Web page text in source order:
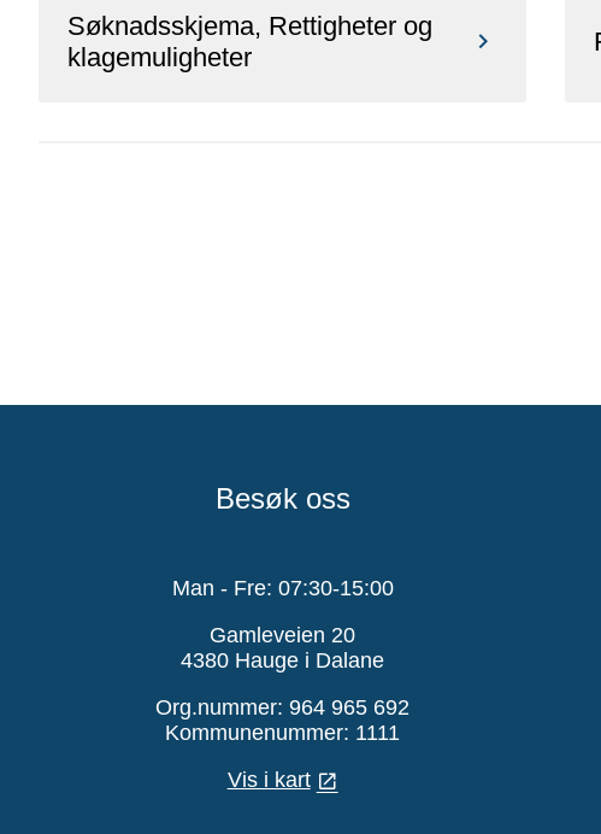
Søknadsskjema, Rettigheter og
klagemuligheter
Besøk oss
Man - Fre: 07:30-15:00
Gamleveien 20
4380 Hauge i Dalane
Org.nummer: 964 965 692
Kommunenummer: 1111
Vis i kart